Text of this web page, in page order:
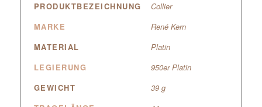
PRODUKTBEZEICHNUNG
Collier
MARKE
René Kern
MATERIAL
Platin
LEGIERUNG
950er Platin
GEWICHT
39 g